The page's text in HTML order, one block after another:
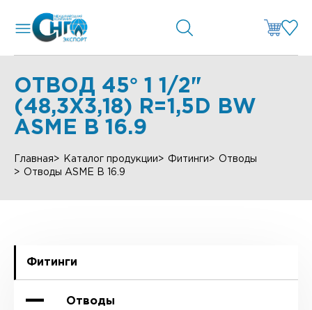
ОТВОД 45° 1 1/2"
(48,3Х3,18) R=1,5D BW
ASME B 16.9
Главная Каталог продукции Фитинги
Отводы
Отводы ASME B 16.9
Фитинги
Отводы